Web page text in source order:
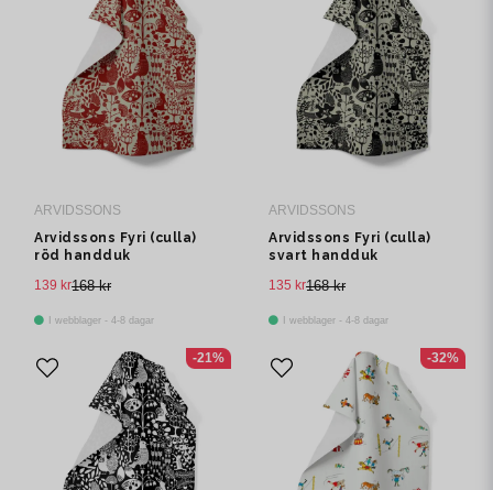
ARVIDSSONS
Arvidssons Fyri (culla)
röd handduk
168 kr
139 kr
I webblager - 4-8 dagar
ARVIDSSONS
Arvidssons Fyri (culla)
svart handduk
168 kr
135 kr
I webblager - 4-8 dagar
-21% -32%